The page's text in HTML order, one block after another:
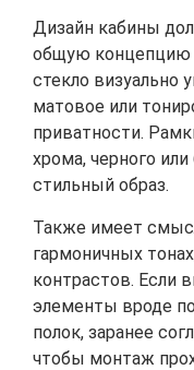
Дизайн кабины
общую концепцию
стекло визуально
матовое или
приватности.
хрома, черного
стильный образ.
Также имеет
гармоничных
контрастов. Если
элементы вроде
полок, заранее
чтобы монтаж